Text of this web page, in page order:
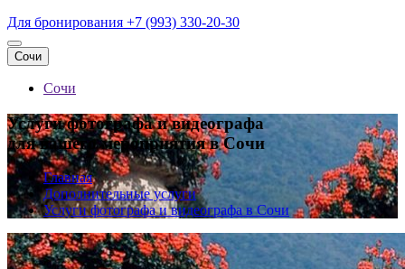
Для бронирования +7 (993) 330-20-30
Сочи
Сочи
Услуги фотографа и видеографа
для вашего мероприятия в Сочи
Главная
Дополнительные услуги
Услуги фотографа и видеографа в Сочи